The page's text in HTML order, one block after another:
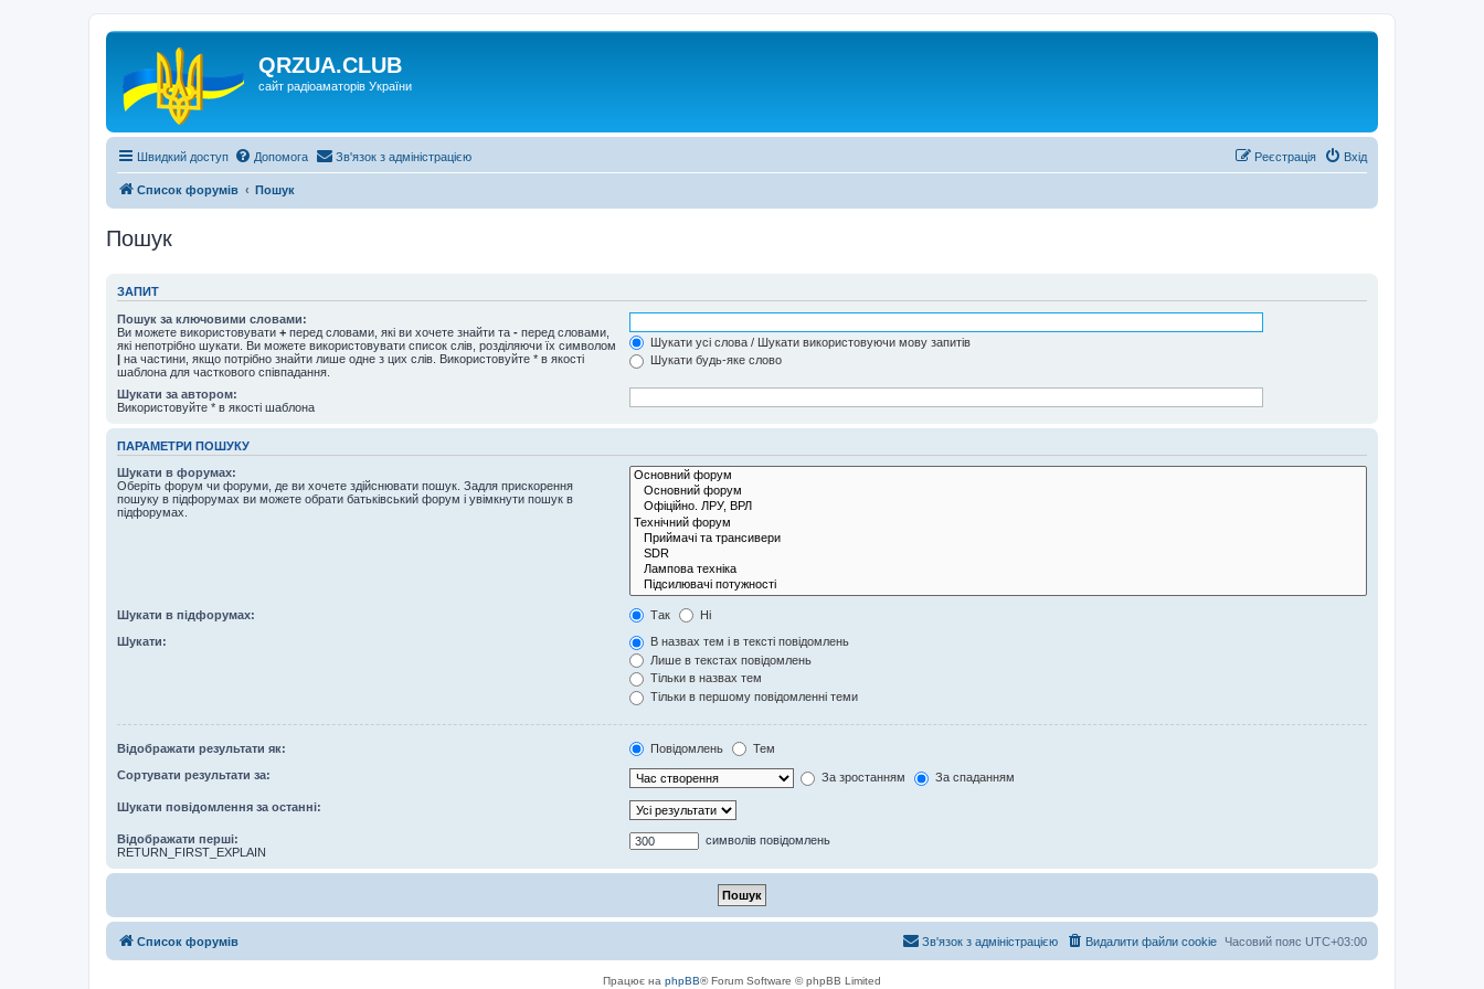
QRZUA.CLUB
сайт радіоаматорів України
Швидкий доступ Допомога Зв'язок з адміністрацією Вхід
Реєстрація
Список форумів Пошук
Пошук
ЗАПИТ
Пошук за ключовими словами:
Ви можете використовувати + перед словами, які ви хочете знайти та - перед словами,
які непотрібно шукати. Ви можете використовувати список слів, розділяючи їх символом
| на частини, якщо потрібно знайти лише одне з цих слів. Використовуйте * в якості
шаблона для часткового співпадання.
Шукати усі слова / Шукати використовуючи мову запитів
Шукати будь-яке слово
Шукати за автором:
Використовуйте * в якості шаблона
ПАРАМЕТРИ ПОШУКУ
Шукати в форумах:
Оберіть форум чи форуми, де ви хочете здійснювати пошук. Задля прискорення
пошуку в підфорумах ви можете обрати батьківський форум і увімкнути пошук в
підфорумах.
Шукати в підфорумах: Так Ні
Шукати:
В назвах тем і в тексті повідомлень
Лише в текстах повідомлень
Тільки в назвах тем
Тільки в першому повідомленні теми
Відображати результати як: Повідомлень Тем
Сортувати результати за: За зростанням За спаданням
Шукати повідомлення за останні:
Відображати перші:
RETURN_FIRST_EXPLAIN
символів повідомлень
Список форумів Часовий пояс UTC+03:00
Видалити файли cookie
Зв'язок з адміністрацією
Працює на phpBB® Forum Software © phpBB Limited